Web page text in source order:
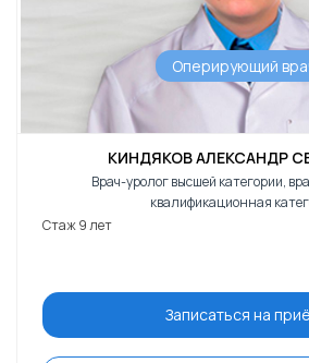
Оперирующий
КИНДЯКОВ АЛЕКСАНДР
Врач-уролог высшей категории,
квалификационная
Стаж 9 лет
Записаться на